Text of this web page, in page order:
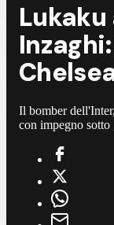
Il bomber
con impegno